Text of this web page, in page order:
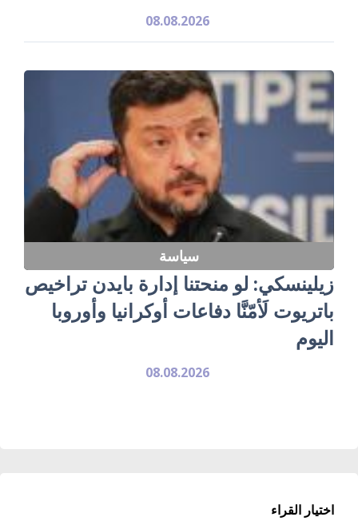
08.08.2026
سياسة
زيلينسكي: لو منحتنا إدارة بايدن تراخيص
باتريوت لَأمّنَّا دفاعات أوكرانيا وأوروبا
اليوم
08.08.2026
اختيار القراء